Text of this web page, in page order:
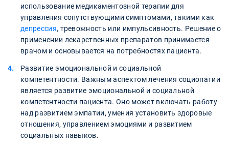
использование медикаментозной терапии для
управления сопутствующими симптомами, такими как
депрессия, тревожность или импульсивность. Решение о
применении лекарственных препаратов принимается
врачом и основывается на потребностях пациента.
Развитие эмоциональной и социальной
компетентности. Важным аспектом лечения социопатии
является развитие эмоциональной и социальной
компетентности пациента. Оно может включать работу
над развитием эмпатии, умения установить здоровые
отношения, управлением эмоциями и развитием
социальных навыков.